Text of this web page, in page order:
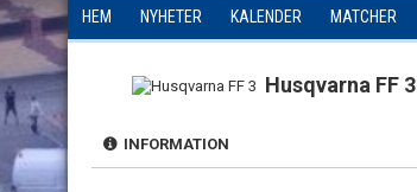
HEM NYHETER KALENDER MATCHER
Husqvarna FF 3
INFORMATION